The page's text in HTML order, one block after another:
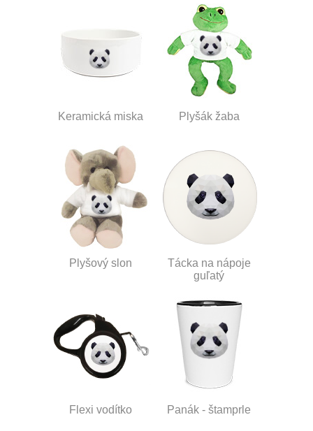
Keramická miska Plyšák žaba
Plyšový slon
Tácka na nápoje
guľatý
Flexi vodítko Panák - štamprle